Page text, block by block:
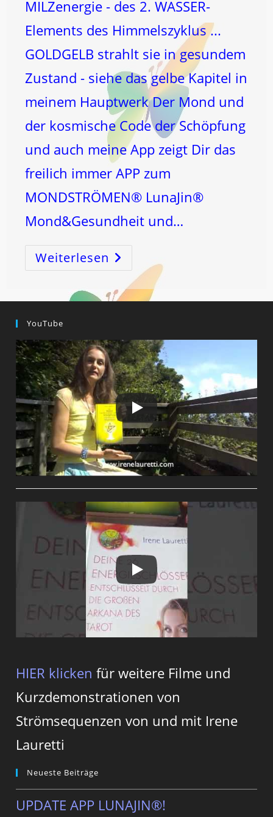
MILZenergie - des 2. WASSER-
Elements des Himmelszyklus ...
GOLDGELB strahlt sie in gesundem
Zustand - siehe das gelbe Kapitel in
meinem Hauptwerk Der Mond und
der kosmische Code der Schöpfung
und auch meine App zeigt Dir das
freilich immer APP zum
MONDSTRÖMEN® LunaJin®
Mond&Gesundheit und…
Weiterlesen DIABETES!
WAS
Ist
Eigentlich
–
WIE
Heilst
Du?
YouTube
HIER klicken für weitere Filme und
Kurzdemonstrationen von
Strömsequenzen von und mit Irene
Lauretti
Neueste Beiträge
UPDATE APP LUNAJIN®!